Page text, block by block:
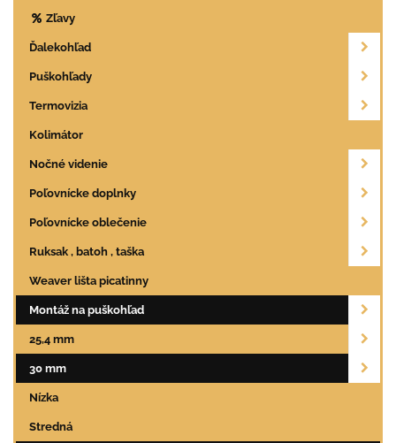
Zľavy
Ďalekohľad
Puškohľady
Termovizia
Kolimátor
Nočné videnie
Poľovnícke doplnky
Poľovnícke oblečenie
Ruksak , batoh , taška
Weaver lišta picatinny
Montáž na puškohľad
25,4 mm
30 mm
Nízka
Stredná